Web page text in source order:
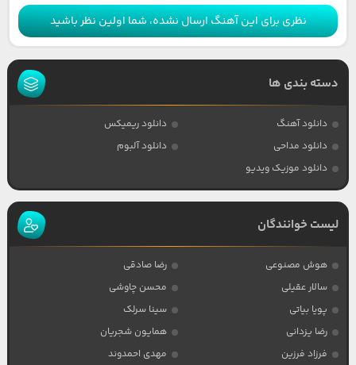
نظری برای این آهنگ ارسال نشده، شما اولین نظر باشید
دسته بندی ها
دانلود آهنگ
دانلود ریمیکس
دانلود مداحی
دانلود آلبوم
دانلود موزیک ویدیو
لیست خوانندگان
هوش مصنوعی
رضا صادقی
سالار عقیلی
محسن چاوشی
پویا بیاتی
سینا سرلک
رضا یزدانی
همایون شجریان
فرزاد فرزین
مهدی احمدوند